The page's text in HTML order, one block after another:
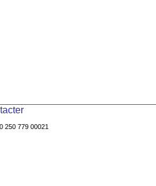
250 779 00021